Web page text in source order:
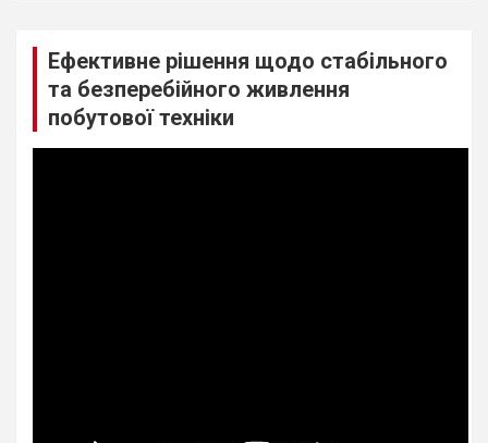
Ефективне рішення щодо стабільного
та безперебійного живлення
побутової техніки